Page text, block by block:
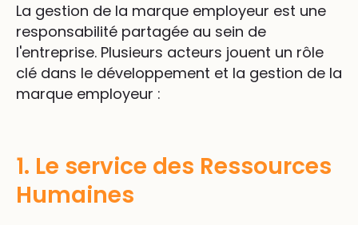
La gestion de la marque employeur est une
responsabilité partagée au sein de
l'entreprise. Plusieurs acteurs jouent un rôle
clé dans le développement et la gestion de la
marque employeur :
1. Le service des Ressources
Humaines